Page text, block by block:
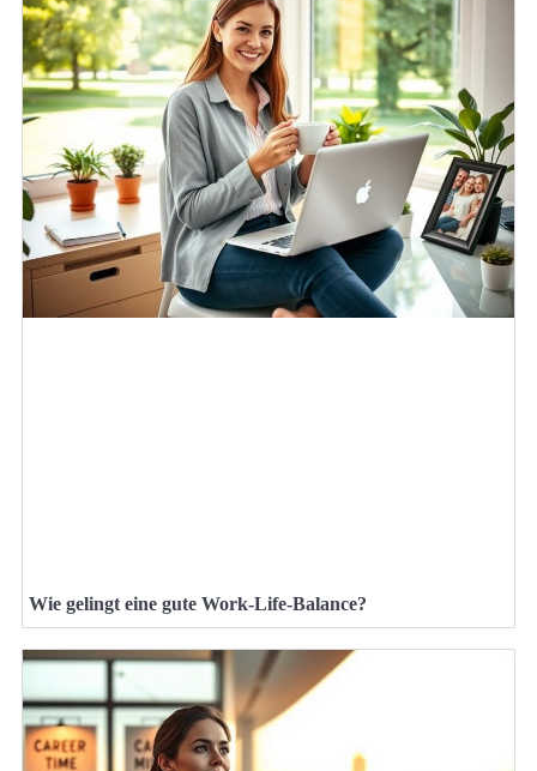
Wie gelingt eine gute Work-Life-Balance?